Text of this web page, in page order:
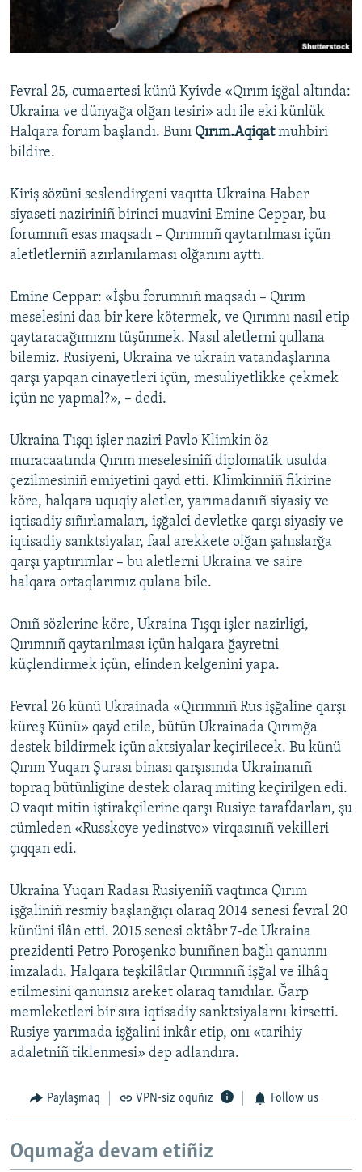
Русский
Українською
QOŞULIÑIZ!
Fevral 25, cumaertesi künü Kyivde «Qırım işğal altında:
Ukraina ve dünyağa olğan tesiri» adı ile eki künlük
Halqara forum başlandı. Bunı Qırım.Aqiqatmuhbiri
bildire.
Kiriş sözüni seslendirgeni vaqıtta Ukraina Haber
siyaseti naziriniñ birinci muavini Emine Ceppar, bu
forumnıñ esas maqsadı – Qırımnıñ qaytarılması içün
aletletlerniñ azırlanılaması olğanını ayttı.
Emine Ceppar: «İşbu forumnıñ maqsadı – Qırım
meselesini daa bir kere kötermek, ve Qırımnı nasıl etip
qaytaracağımıznı tüşünmek. Nasıl aletlerni qullana
bilemiz. Rusiyeni, Ukraina ve ukrain vatandaşlarına
qarşı yapqan cinayetleri içün, mesuliyetlikke çekmek
içün ne yapmal?», – dedi.
Ukraina Tışqı işler naziri Pavlo Klimkin öz
muracaatında Qırım meselesiniñ diplomatik usulda
çezilmesiniñ emiyetini qayd etti. Klimkinniñ fikirine
köre, halqara uquqiy aletler, yarımadanıñ siyasiy ve
iqtisadiy sıñırlamaları, işğalci devletke qarşı siyasiy ve
iqtisadiy sanktsiyalar, faal arekkete olğan şahıslarğa
qarşı yaptırımlar – bu aletlerni Ukraina ve saire
halqara ortaqlarımız qulana bile.
Onıñ sözlerine köre, Ukraina Tışqı işler nazirligi,
Qırımnıñ qaytarılması içün halqara ğayretni
küçlendirmek içün, elinden kelgenini yapa.
Fevral 26 künü Ukrainada «Qırımnıñ Rus işğaline qarşı
küreş Künü» qayd etile, bütün Ukrainada Qırımğa
destek bildirmek içün aktsiyalar keçirilecek. Bu künü
Qırım Yuqarı Şurası binası qarşısında Ukrainanıñ
topraq bütünligine destek olaraq miting keçirilgen edi.
O vaqıt mitin iştirakçilerine qarşı Rusiye tarafdarları, şu
cümleden «Russkoye yedinstvo» virqasınıñ vekilleri
çıqqan edi.
Ukraina Yuqarı Radası Rusiyeniñ vaqtınca Qırım
işğaliniñ resmiy başlanğıçı olaraq 2014 senesi fevral 20
kününi ilân etti. 2015 senesi oktâbr 7-de Ukraina
prezidenti Petro Poroşenko bunıñnen bağlı qanunnı
imzaladı. Halqara teşkilâtlar Qırımnıñ işğal ve ilhâq
etilmesini qanunsız areket olaraq tanıdılar. Ğarp
memleketleri bir sıra iqtisadiy sanktsiyalarnı kirsetti.
Rusiye yarımada işğalini inkâr etip, onı «tarihiy
adaletniñ tiklenmesi» dep adlandıra.
Paylaşmaq VPN-siz oquñız Follow us
Oqumağa devam etiñiz